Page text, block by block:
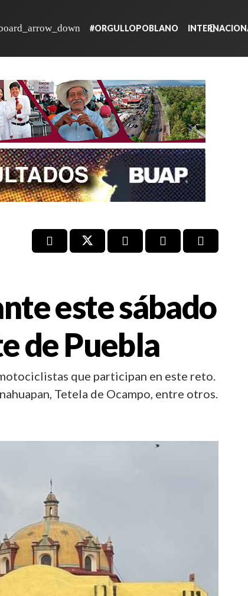
#ORGULLOPOBLANO
este sábado
de Puebla
que participan en este reto.
Tetela de Ocampo, entre otros.